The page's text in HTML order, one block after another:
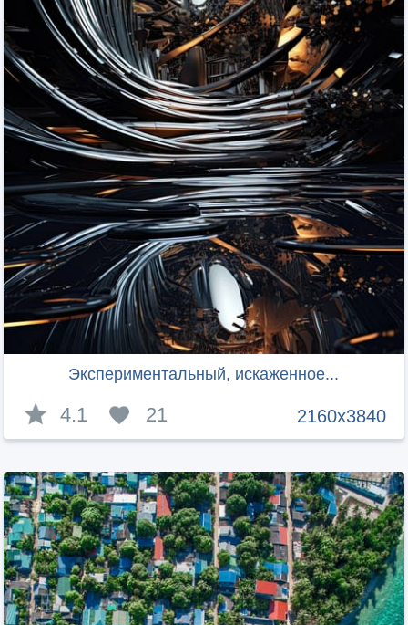
Экспериментальный, искаженное...
2160x3840
4.1 21